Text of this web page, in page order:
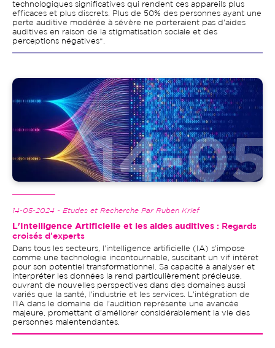
technologiques significatives qui rendent ces appareils plus
efficaces et plus discrets. Plus de 50% des personnes ayant une
perte auditive modérée à sévère ne porteraient pas d'aides
auditives en raison de la stigmatisation sociale et des
perceptions négatives*.
Image
14-05-2024 - Etudes et Recherche Par Ruben Krief
L'Intelligence Artificielle et les aides auditives : Regards
croisés d'experts
Dans tous les secteurs, l'intelligence artificielle (IA) s'impose
comme une technologie incontournable, suscitant un vif intérêt
pour son potentiel transformationnel. Sa capacité à analyser et
interpréter les données la rend particulièrement précieuse,
ouvrant de nouvelles perspectives dans des domaines aussi
variés que la santé, l'industrie et les services. L'intégration de
l'IA dans le domaine de l'audition représente une avancée
majeure, promettant d'améliorer considérablement la vie des
personnes malentendantes.